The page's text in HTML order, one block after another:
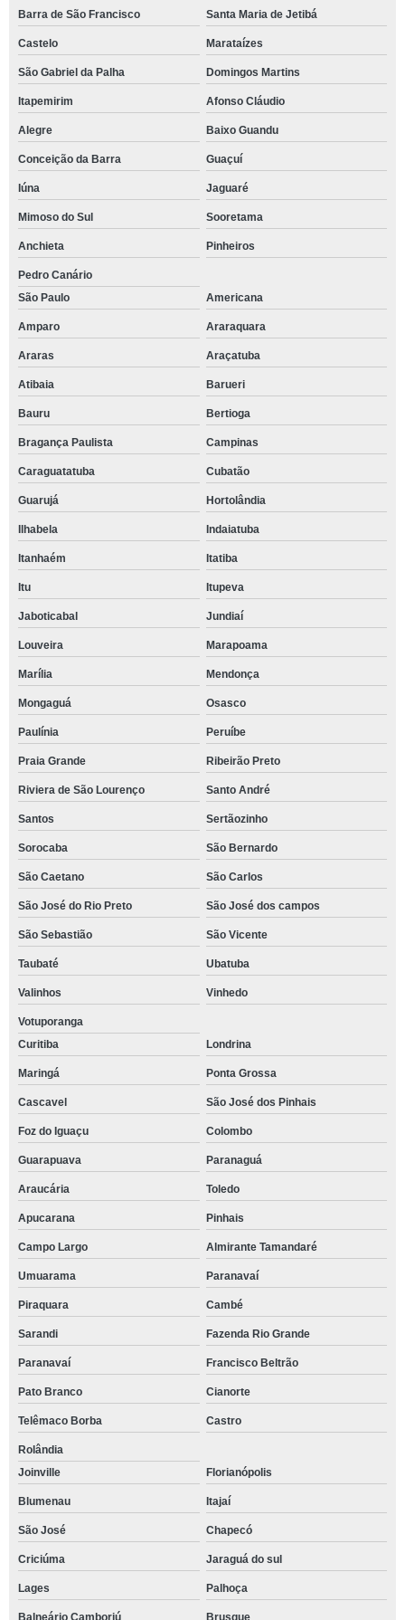
Barra de São Francisco Santa Maria de Jetibá
Castelo Marataízes
São Gabriel da Palha Domingos Martins
Itapemirim Afonso Cláudio
Alegre Baixo Guandu
Conceição da Barra Guaçuí
Iúna Jaguaré
Mimoso do Sul Sooretama
Anchieta Pinheiros
Pedro Canário
São Paulo
Americana
Amparo Araraquara
Araras Araçatuba
Atibaia Barueri
Bauru Bertioga
Bragança Paulista Campinas
Caraguatatuba Cubatão
Guarujá Hortolândia
Ilhabela Indaiatuba
Itanhaém Itatiba
Itu Itupeva
Jaboticabal Jundiaí
Louveira Marapoama
Marília Mendonça
Mongaguá Osasco
Paulínia Peruíbe
Praia Grande Ribeirão Preto
Riviera de São Lourenço Santo André
Santos Sertãozinho
Sorocaba São Bernardo
São Caetano São Carlos
São José do Rio Preto São José dos campos
São Sebastião São Vicente
Taubaté Ubatuba
Valinhos Vinhedo
Votuporanga
Curitiba
Londrina
Maringá Ponta Grossa
Cascavel São José dos Pinhais
Foz do Iguaçu Colombo
Guarapuava Paranaguá
Araucária Toledo
Apucarana Pinhais
Campo Largo Almirante Tamandaré
Umuarama Paranavaí
Piraquara Cambé
Sarandi Fazenda Rio Grande
Paranavaí Francisco Beltrão
Pato Branco Cianorte
Telêmaco Borba Castro
Rolândia
Joinville
Florianópolis
Blumenau Itajaí
São José Chapecó
Criciúma Jaraguá do sul
Lages Palhoça
Balneário Camboriú Brusque